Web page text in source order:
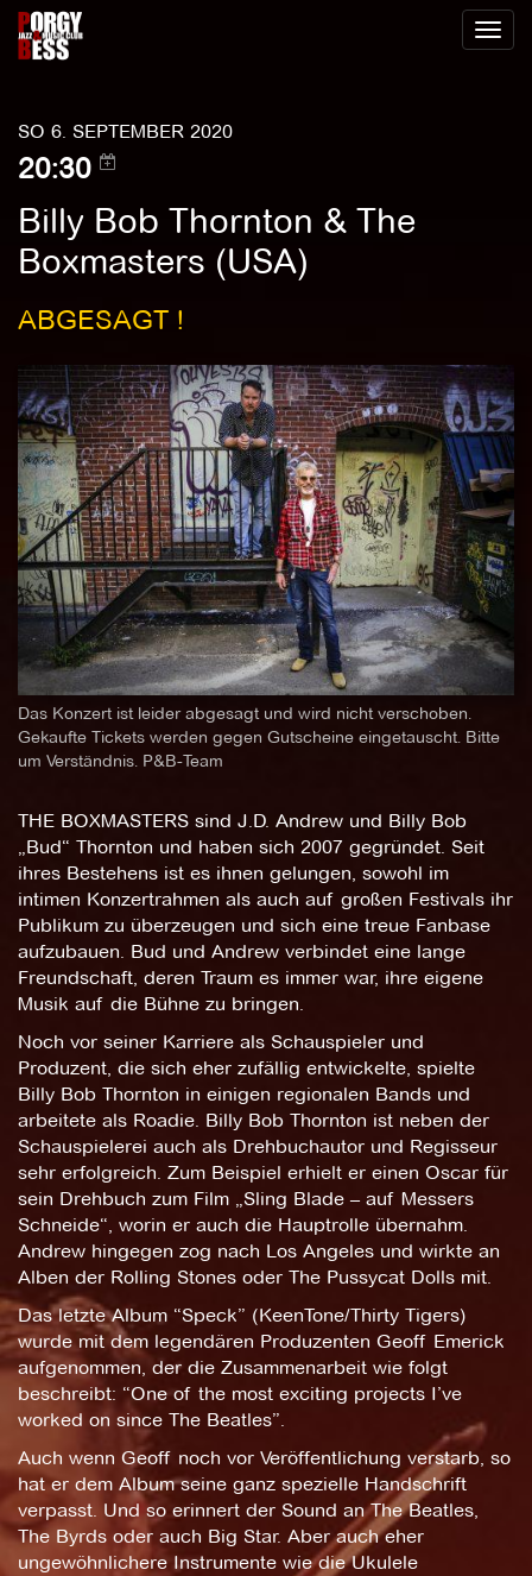
Toggle
SO 6. SEPTEMBER 2020
20:30
Billy Bob Thornton & The
Boxmasters (USA)
ABGESAGT !
Das Konzert ist leider abgesagt und wird nicht verschoben.
Gekaufte Tickets werden gegen Gutscheine eingetauscht. Bitte
um Verständnis. P&B-Team
THE BOXMASTERS sind J.D. Andrew und Billy Bob
„Bud“ Thornton und haben sich 2007 gegründet. Seit
ihres Bestehens ist es ihnen gelungen, sowohl im
intimen Konzertrahmen als auch auf großen Festivals ihr
Publikum zu überzeugen und sich eine treue Fanbase
aufzubauen. Bud und Andrew verbindet eine lange
Freundschaft, deren Traum es immer war, ihre eigene
Musik auf die Bühne zu bringen.
Noch vor seiner Karriere als Schauspieler und
Produzent, die sich eher zufällig entwickelte, spielte
Billy Bob Thornton in einigen regionalen Bands und
arbeitete als Roadie. Billy Bob Thornton ist neben der
Schauspielerei auch als Drehbuchautor und Regisseur
sehr erfolgreich. Zum Beispiel erhielt er einen Oscar für
sein Drehbuch zum Film „Sling Blade – auf Messers
Schneide“, worin er auch die Hauptrolle übernahm.
Andrew hingegen zog nach Los Angeles und wirkte an
Alben der Rolling Stones oder The Pussycat Dolls mit.
Das letzte Album “Speck” (KeenTone/Thirty Tigers)
wurde mit dem legendären Produzenten Geoff Emerick
aufgenommen, der die Zusammenarbeit wie folgt
beschreibt: “One of the most exciting projects I’ve
worked on since The Beatles”.
Auch wenn Geoff noch vor Veröffentlichung verstarb, so
hat er dem Album seine ganz spezielle Handschrift
verpasst. Und so erinnert der Sound an The Beatles,
The Byrds oder auch Big Star. Aber auch eher
ungewöhnlichere Instrumente wie die Ukulele